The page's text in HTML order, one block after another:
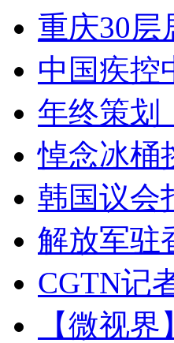
重庆30
中国疾控
年终策划
悼念冰桶
韩国议会
解放军驻
CGTN记
【微视